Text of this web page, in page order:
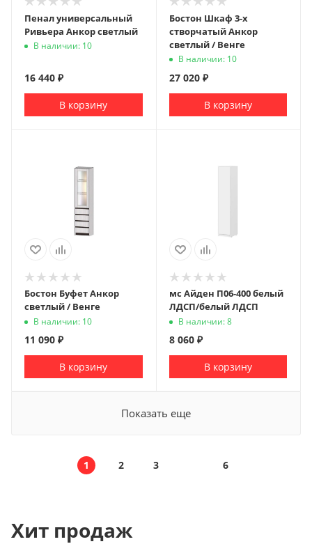
Пенал универсальный
Ривьера Анкор светлый
В наличии: 10
16 440 ₽
В корзину
Бостон Шкаф 3-х
створчатый Анкор
светлый / Венге
В наличии: 10
27 020₽
В корзину
Бостон Буфет Анкор
светлый / Венге
В наличии: 10
11 090 ₽
В корзину
мс Айден П06-400 белый
ЛДСП/белый ЛДСП
В наличии: 8
8 060₽
В корзину
Показать еще
1 2 3 6
Хит продаж